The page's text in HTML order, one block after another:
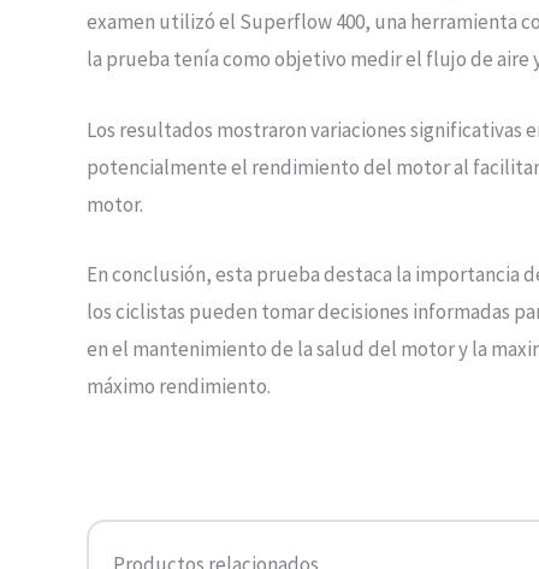
examen utilizó el Superflow 400, una herramienta
la prueba tenía como objetivo medir el flujo de aire
Los resultados mostraron variaciones
potencialmente el rendimiento del motor al
motor.
En conclusión, esta prueba destaca la importancia
los ciclistas pueden tomar decisiones informadas
en el mantenimiento de la salud del motor y la
máximo rendimiento.